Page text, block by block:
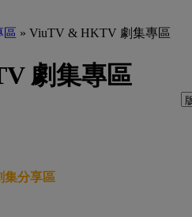
區 » ViuTV & HKTV 劇集專區
劇集專區
集分享區